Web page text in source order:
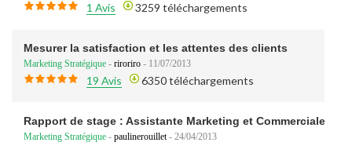
1 Avis 3259 téléchargements
Mesurer la satisfaction et les attentes des clients
Marketing Stratégique - riroriro - 11/07/2013
19 Avis 6350 téléchargements
Rapport de stage : Assistante Marketing et Commerciale en
Marketing Stratégique - paulinerouillet- 24/04/2013